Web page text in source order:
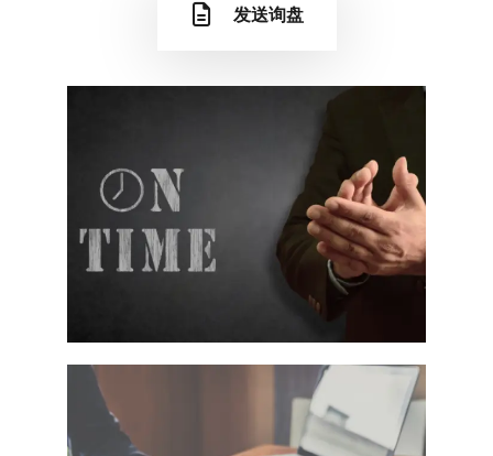
发送询盘